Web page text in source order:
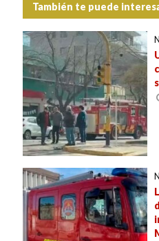
También te puede